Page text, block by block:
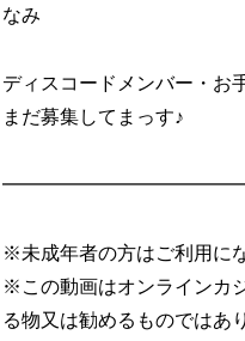
なみ
ディスコードメンバー・お
まだ募集してまっす♪
※未成年者の方はご利用に
※この動画はオンラインカ
る物又は勧めるものではあ